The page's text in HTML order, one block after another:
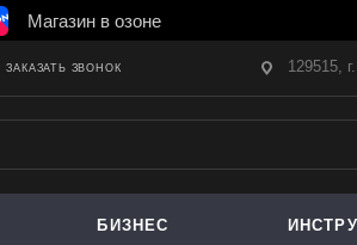
Магазин в озоне
ЗАКАЗАТЬ ЗВОНОК 129515,
БИЗНЕС